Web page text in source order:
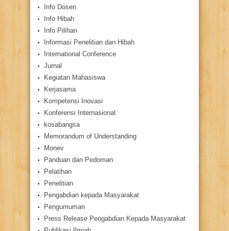
Info Dosen
Info Hibah
Info Pilihan
Informasi Penelitian dan Hibah
International Conference
Jurnal
Kegiatan Mahasiswa
Kerjasama
Kompetensi Inovasi
Konferensi Internasional
kosabangsa
Memorandum of Understanding
Monev
Panduan dan Pedoman
Pelatihan
Penelitian
Pengabdian kepada Masyarakat
Pengumuman
Press Release Pengabdian Kepada Masyarakat